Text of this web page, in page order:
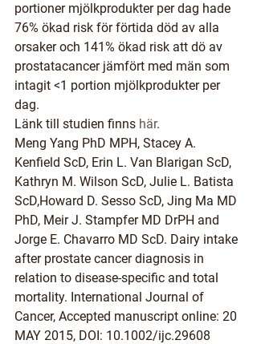
portioner mjölkprodukter per dag hade
76% ökad risk för förtida död av alla
orsaker och 141% ökad risk att dö av
prostatacancer jämfört med män som
intagit <1 portion mjölkprodukter per
dag.
Länk till studien finns här.
Meng Yang PhD MPH, Stacey A.
Kenfield ScD, Erin L. Van Blarigan ScD,
Kathryn M. Wilson ScD, Julie L. Batista
ScD,Howard D. Sesso ScD, Jing Ma MD
PhD, Meir J. Stampfer MD DrPH and
Jorge E. Chavarro MD ScD. Dairy intake
after prostate cancer diagnosis in
relation to disease-specific and total
mortality. International Journal of
Cancer, Accepted manuscript online: 20
MAY 2015, DOI: 10.1002/ijc.29608